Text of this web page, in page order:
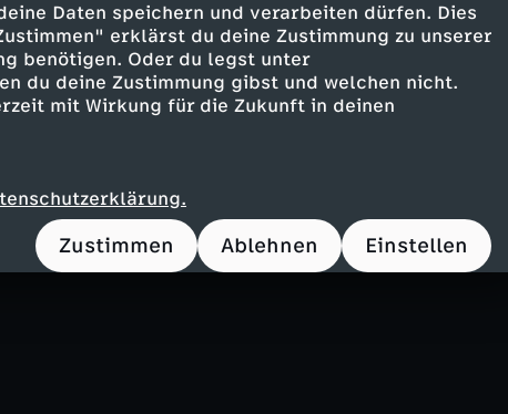
Daten speichern und verarbeiten dürfen. Dies
erklärst du deine Zustimmung zu unserer
benötigen. Oder du legst unter
du deine Zustimmung gibst und welchen nicht.
mit Wirkung für die Zukunft in deinen
Zustimmen Ablehnen Einstellen
Duda